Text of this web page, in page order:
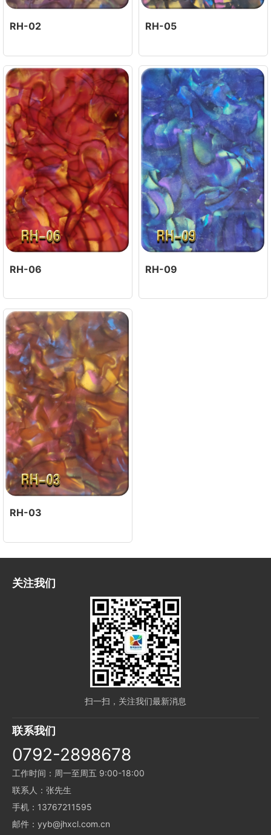
RH-02 RH-05
RH-06 RH-09
RH-03
关注我们
扫一扫，关注我们最新消息
联系我们
0792-2898678
工作时间：周一至周五 9:00-18:00
联系人：张先生
手机：13767211595
邮件：yyb@jhxcl.com.cn